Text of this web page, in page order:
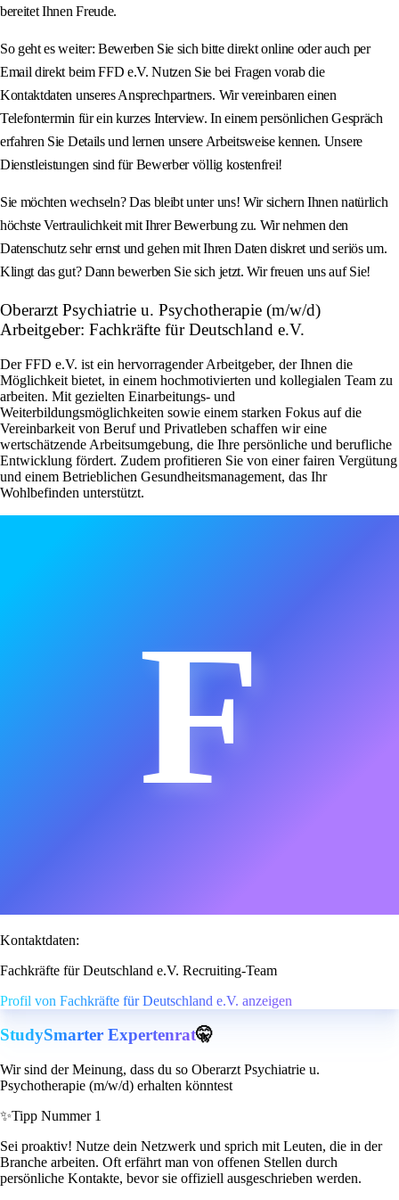
bereitet Ihnen Freude.
So geht es weiter: Bewerben Sie sich bitte direkt online oder auch per
Email direkt beim FFD e.V. Nutzen Sie bei Fragen vorab die
Kontaktdaten unseres Ansprechpartners. Wir vereinbaren einen
Telefontermin für ein kurzes Interview. In einem persönlichen Gespräch
erfahren Sie Details und lernen unsere Arbeitsweise kennen. Unsere
Dienstleistungen sind für Bewerber völlig kostenfrei!
Sie möchten wechseln? Das bleibt unter uns! Wir sichern Ihnen natürlich
höchste Vertraulichkeit mit Ihrer Bewerbung zu. Wir nehmen den
Datenschutz sehr ernst und gehen mit Ihren Daten diskret und seriös um.
Klingt das gut? Dann bewerben Sie sich jetzt. Wir freuen uns auf Sie!
Oberarzt Psychiatrie u. Psychotherapie (m/w/d)
Arbeitgeber: Fachkräfte für Deutschland e.V.
Der FFD e.V. ist ein hervorragender Arbeitgeber, der Ihnen die
Möglichkeit bietet, in einem hochmotivierten und kollegialen Team zu
arbeiten. Mit gezielten Einarbeitungs- und
Weiterbildungsmöglichkeiten sowie einem starken Fokus auf die
Vereinbarkeit von Beruf und Privatleben schaffen wir eine
wertschätzende Arbeitsumgebung, die Ihre persönliche und berufliche
Entwicklung fördert. Zudem profitieren Sie von einer fairen Vergütung
und einem Betrieblichen Gesundheitsmanagement, das Ihr
Wohlbefinden unterstützt.
F
Kontaktdaten:
Fachkräfte für Deutschland e.V. Recruiting-Team
Profil von Fachkräfte für Deutschland e.V. anzeigen
StudySmarter Expertenrat🤫
Wir sind der Meinung, dass du so Oberarzt Psychiatrie u.
Psychotherapie (m/w/d) erhalten könntest
✨Tipp Nummer 1
Sei proaktiv! Nutze dein Netzwerk und sprich mit Leuten, die in der
Branche arbeiten. Oft erfährt man von offenen Stellen durch
persönliche Kontakte, bevor sie offiziell ausgeschrieben werden.